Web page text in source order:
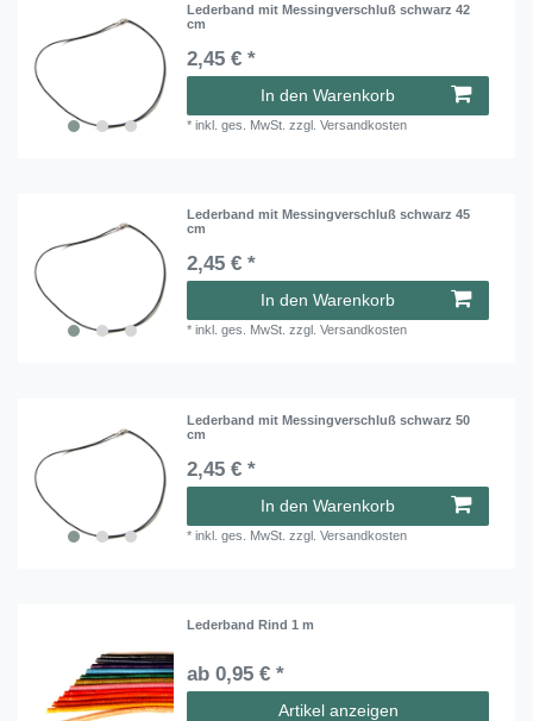
Lederband mit Messingverschluß schwarz 42
cm
2,45 € *
In den Warenkorb
*inkl. ges. MwSt. zzgl.Versandkosten
Lederband mit Messingverschluß schwarz 45
cm
2,45 € *
In den Warenkorb
*inkl. ges. MwSt. zzgl.Versandkosten
Lederband mit Messingverschluß schwarz 50
cm
2,45 € *
In den Warenkorb
*inkl. ges. MwSt. zzgl.Versandkosten
Lederband Rind 1 m
ab 0,95 € *
Artikel anzeigen